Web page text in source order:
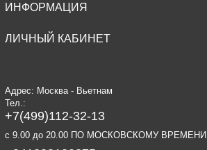
ИНФОРМАЦИЯ
ЛИЧНЫЙ КАБИНЕТ
Адрес: Москва - Вьетнам
Тел.:
+7(499)112-32-13
c 9.00 до 20.00 ПО МОСКОВСКОМУ ВРЕМЕНИ